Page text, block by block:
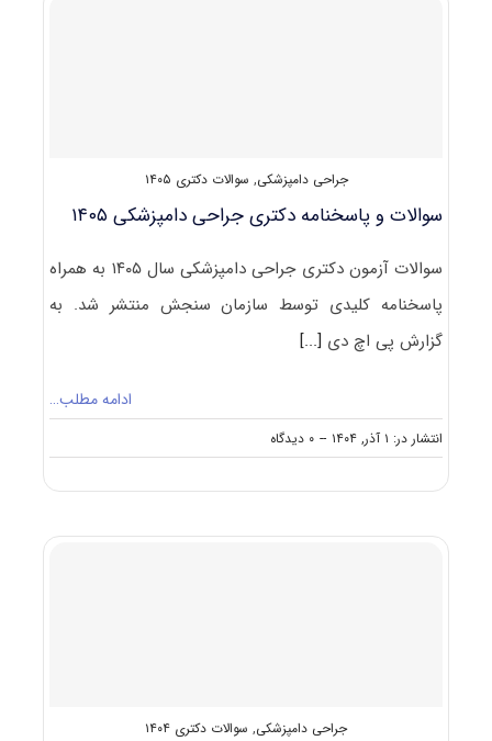
جراحی دامپزشکی, سوالات دکتری ۱۴۰۵
سوالات و پاسخنامه دکتری جراحی دامپزشکی ۱۴۰۵
سوالات آزمون دکتری جراحی دامپزشکی سال ۱۴۰۵ به همراه
پاسخنامه کلیدی توسط سازمان سنجش منتشر شد. به
گزارش پی اچ دی [...]
ادامه مطلب…
انتشار در: ۱ آذر, ۱۴۰۴ -- ۰ دیدگاه
on
سوالات
جراحی
جراحی دامپزشکی, سوالات دکتری ۱۴۰۴